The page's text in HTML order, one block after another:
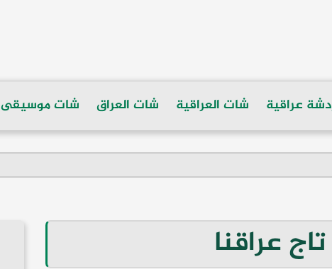
عراقية شات العراقية شات العراق شات موسيقى
عراقنا